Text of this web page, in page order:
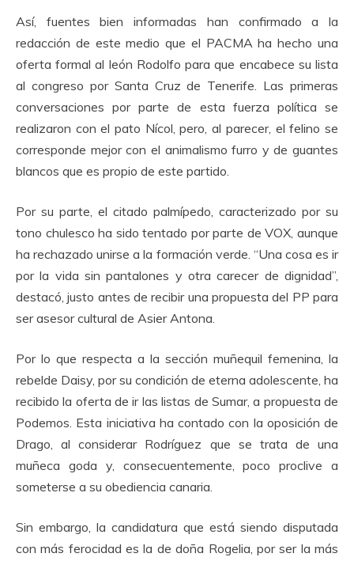
Así, fuentes bien informadas han confirmado a la
redacción de este medio que el PACMA ha hecho una
oferta formal al león Rodolfo para que encabece su lista
al congreso por Santa Cruz de Tenerife. Las primeras
conversaciones por parte de esta fuerza política se
realizaron con el pato Nícol, pero, al parecer, el felino se
corresponde mejor con el animalismo furro y de guantes
blancos que es propio de este partido.
Por su parte, el citado palmípedo, caracterizado por su
tono chulesco ha sido tentado por parte de VOX, aunque
ha rechazado unirse a la formación verde. “Una cosa es ir
por la vida sin pantalones y otra carecer de dignidad”,
destacó, justo antes de recibir una propuesta del PP para
ser asesor cultural de Asier Antona.
Por lo que respecta a la sección muñequil femenina, la
rebelde Daisy, por su condición de eterna adolescente, ha
recibido la oferta de ir las listas de Sumar, a propuesta de
Podemos. Esta iniciativa ha contado con la oposición de
Drago, al considerar Rodríguez que se trata de una
muñeca goda y, consecuentemente, poco proclive a
someterse a su obediencia canaria.
Sin embargo, la candidatura que está siendo disputada
con más ferocidad es la de doña Rogelia, por ser la más